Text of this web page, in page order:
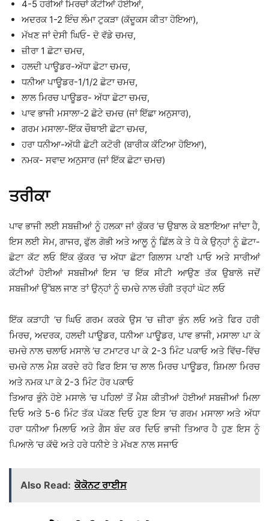
4-5 ਹਰੀਆਂ ਮਿਰਚਾਂ ਕੱਟੀਆਂ ਹੋਈਆਂ,
ਅਦਰਕ 1-2 ਇੰਚ ਲੰਮਾ ਟੁਕੜਾ (ਕੱਦੂਕਸ ਕੀਤਾ ਹੋਇਆ),
ਮੱਖਣ ਜਾਂ ਦੇਸੀ ਘਿਓ- ਦੋ ਵੱਡੇ ਚਮਚ,
ਜ਼ੀਰਾ 1 ਛੋਟਾ ਚਮਚ,
ਹਲਦੀ ਪਾਊਡਰ-ਅੱਧਾ ਛੋਟਾ ਚਮਚ,
ਧਨੀਆ ਪਾਊਡਰ-1/1/2 ਛੋਟਾ ਚਮਚ,
ਲਾਲ ਮਿਰਚ ਪਾਊਡਰ- ਅੱਧਾ ਛੋਟਾ ਚਮਚ,
ਪਾਵ ਭਾਜੀ ਮਸਾਲਾ-2 ਛੋਟੇ ਚਮਚ (ਜਾਂ ਇੱਛਾ ਅਨੁਸਾਰ),
ਗਰਮ ਮਸਾਲਾ-ਇੱਕ ਚੌਥਾਈ ਛੋਟਾ ਚਮਚ,
ਹਰਾ ਧਨੀਆ-ਅੱਧੀ ਛੋਟੀ ਕਟੋਰੀ (ਬਾਰੀਕ ਕੱਟਿਆ ਹੋਇਆ),
ਨਮਕ- ਸਵਾਦ ਅਨੁਸਾਰ (ਜਾਂ ਇੱਕ ਛੋਟਾ ਚਮਚ)
ਤਰੀਕਾ
ਪਾਵ ਭਾਜੀ ਲਈ ਸਬਜ਼ੀਆਂ ਨੂੰ ਹਲਕਾ ਜਾਂ ਕੁੱਕਰ ’ਚ ਉਬਾਲ ਕੇ ਬਣਾਇਆ ਜਾਂਦਾ ਹੈ,
ਇਸ ਲਈ ਸੇਮ, ਗਾਜਰ, ਫੁੱਲ ਗੋਭੀ ਅਤੇ ਆਲੂ ਨੂੰ ਛਿੱਲ ਕੇ ਤੇ ਧੋ ਕੇ ਉਨ੍ਹਾਂ ਨੂੰ ਛੋਟਾ-
ਛੋਟਾ ਕੱਟ ਲਓ ਇੱਕ ਕੁੱਕਰ ’ਚ ਅੱਧਾ ਛੋਟਾ ਗਿਲਾਸ ਪਾਣੀ ਪਾਓ ਅਤੇ ਸਾਰੀਆਂ
ਕੱਟੀਆਂ ਹੋਈਆਂ ਸਬਜ਼ੀਆਂ ਇਸ ’ਚ ਇੱਕ ਸੀਟੀ ਆਉਣ ਤੱਕ ਉਬਾਲੋ ਜਦੋਂ
ਸਬਜ਼ੀਆਂ ਉੱਬਲ ਜਾਣ ਤਾਂ ਉਨ੍ਹਾਂ ਨੂੰ ਚਮਚੇ ਨਾਲ ਚੰਗੀ ਤਰ੍ਹਾਂ ਘੋਟ ਲਓ
ਇੱਕ ਕੜਾਹੀ ’ਚ ਘਿਓ ਗਰਮ ਕਰਕੇ ਉਸ ’ਚ ਜ਼ੀਰਾ ਭੁੰਨ ਲਓ ਅਤੇ ਫਿਰ ਹਰੀ
ਮਿਰਚ, ਅਦਰਕ, ਹਲਦੀ ਪਾਊਡਰ, ਧਨੀਆ ਪਾਊਡਰ, ਪਾਵ ਭਾਜੀ, ਮਸਾਲਾ ਪਾ ਕੇ
ਚਮਚੇ ਨਾਲ ਚਲਾਓ ਮਸਾਲੇ ’ਚ ਟਮਾਟਰ ਪਾ ਕੇ 2-3 ਮਿੰਟ ਪਕਾਓ ਅਤੇ ਵਿੱਚ-ਵਿੱਚ
ਚਮਚੇ ਨਾਲ ਮੈਸ਼ ਕਰਦੇ ਰਹੋ ਫਿਰ ਇਸ ’ਚ ਲਾਲ ਮਿਰਚ ਪਾਊਡਰ, ਸ਼ਿਮਲਾ ਮਿਰਚ
ਅਤੇ ਨਮਕ ਪਾ ਕੇ 2-3 ਮਿੰਟ ਹੋਰ ਪਕਾਓ
ਤਿਆਰ ਭੁੰਨੇ ਹੋਏ ਮਸਾਲੇ ’ਚ ਪਹਿਲਾਂ ਤੋਂ ਮੈਸ਼ ਕੀਤੀਆਂ ਹੋਈਆਂ ਸਬਜ਼ੀਆਂ ਮਿਲਾ
ਦਿਓ ਅਤੇ 5-6 ਮਿੰਟ ਤੱਕ ਪੱਕਣ ਦਿਓ ਹੁਣ ਇਸ ’ਚ ਗਰਮ ਮਸਾਲਾ ਅਤੇ ਅੱਧਾ
ਹਰਾ ਧਨੀਆ ਮਿਲਾਓ ਅਤੇ ਗੈਸ ਬੰਦ ਕਰ ਦਿਓ ਭਾਜੀ ਤਿਆਰ ਹੈ ਹੁਣ ਇਸ ਨੂੰ
ਪਿਆਲੇ ’ਚ ਕੱਢੋ ਅਤੇ ਹਰੇ ਧਨੀਏ ਤੇ ਮੱਖਣ ਨਾਲ ਸਜਾਓ
Also Read: ਕੋਕੋਨਟ ਰਾਈਸ